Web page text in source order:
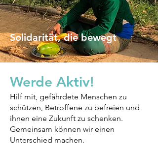
Solidarität, die bewegt
Werde Aktiv!
Hilf mit, gefährdete Menschen zu
schützen, Betroffene zu befreien und
ihnen eine Zukunft zu schenken.
Gemeinsam können wir einen
Unterschied machen.